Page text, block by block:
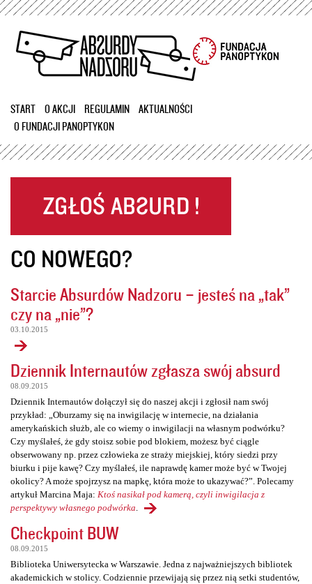
Przejdź
treści
START O AKCJI REGULAMIN
AKTUALNOŚCI
O FUNDACJI PANOPTYKON
CO NOWEGO?
Starcie Absurdów Nadzoru – jesteś na „tak”
czy na „nie”?
03.10.2015
Dziennik Internautów zgłasza swój absurd
08.09.2015
Dziennik Internautów dołączył się do naszej akcji i zgłosił nam swój
przykład: „Oburzamy się na inwigilację w internecie, na działania
amerykańskich służb, ale co wiemy o inwigilacji na własnym podwórku?
Czy myślałeś, że gdy stoisz sobie pod blokiem, możesz być ciągle
obserwowany np. przez człowieka ze straży miejskiej, który siedzi przy
biurku i pije kawę? Czy myślałeś, ile naprawdę kamer może być w Twojej
okolicy? A może spojrzysz na mapkę, która może to ukazywać?”. Polecamy
artykuł Marcina Maja: Ktoś nasikał pod kamerą, czyli inwigilacja z
perspektywy własnego podwórka
Checkpoint BUW
08.09.2015
Biblioteka Uniwersytecka w Warszawie. Jedna z najważniejszych bibliotek
akademickich w stolicy. Codziennie przewijają się przez nią setki studentów,